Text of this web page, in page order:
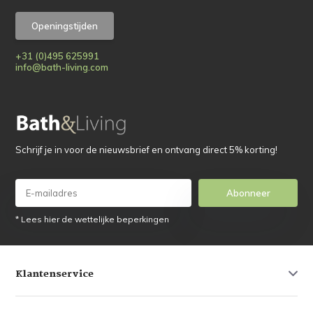
Openingstijden
+31 (0)495 625991
info@bath-living.com
Schrijf je in voor de nieuwsbrief en ontvang direct 5% korting!
Abonneer
* Lees hier de wettelijke beperkingen
Klantenservice